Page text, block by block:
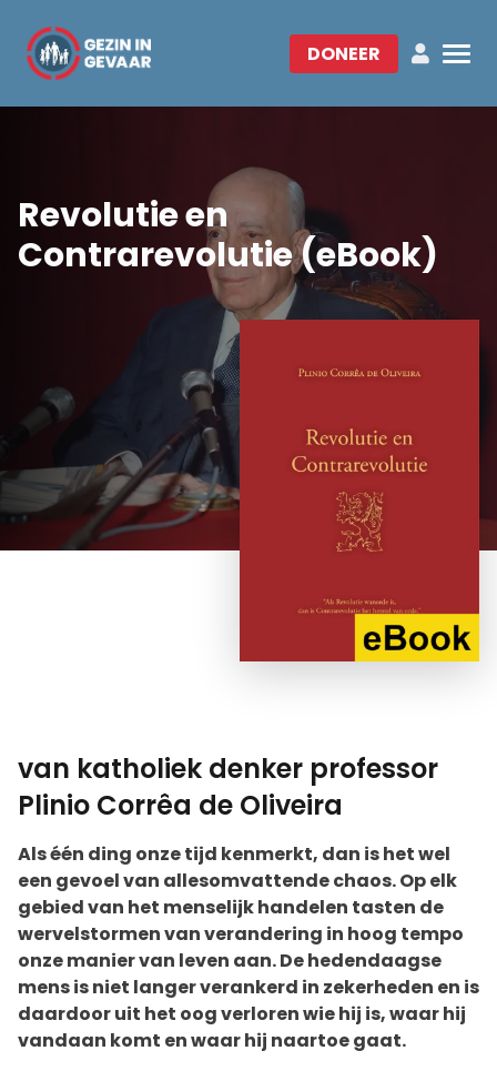
DONEER
Revolutie en
Contrarevolutie (eBook)
van katholiek denker professor
Plinio Corrêa de Oliveira
Als één ding onze tijd kenmerkt, dan is het wel
een gevoel van allesomvattende chaos. Op elk
gebied van het menselijk handelen tasten de
wervelstormen van verandering in hoog tempo
onze manier van leven aan. De hedendaagse
mens is niet langer verankerd in zekerheden en is
daardoor uit het oog verloren wie hij is, waar hij
vandaan komt en waar hij naartoe gaat.